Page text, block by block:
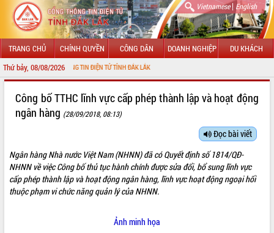
Vietnamese| English
TRANG CHỦ CHÍNH QUYỀN CÔNG DÂN DOANH NGHIỆP DU KHÁCH
Thứ bảy, 08/08/2026
VỚI CỔNG THÔNG TIN ĐIỆN TỬ TỈNH ĐẮK LẮK
LÃNH ĐẠO UBND TỈNH
SỞ, BAN, NGÀNH
UBND CÁC XÃ, PHƯỜNG
Công bố TTHC lĩnh vực cấp phép thành lập và hoạt động
ngân hàng (28/09/2018, 08:13)
Đọc bài viết
Ngân hàng Nhà nước Việt Nam (NHNN) đã có Quyết định số 1814/QĐ-
NHNN về việc Công bố thủ tục hành chính được sửa đổi, bổ sung lĩnh vực
cấp phép thành lập và hoạt động ngân hàng, lĩnh vực hoạt động ngoại hối
thuộc phạm vi chức năng quản lý của NHNN.
Ảnh minh họa